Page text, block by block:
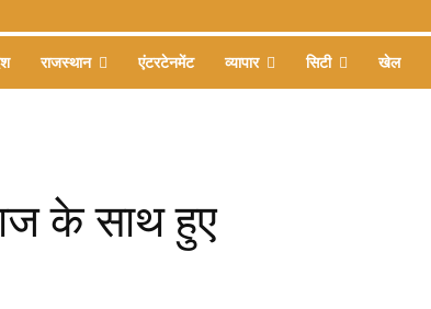
राजस्थान एंटरटेनमेंट व्यापार सिटी खेल
के साथ हुए